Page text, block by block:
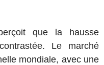
que la hausse
Le marché
mondiale, avec une